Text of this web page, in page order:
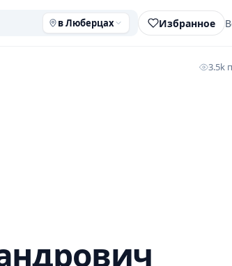
в Люберцах Избранное
3.5k